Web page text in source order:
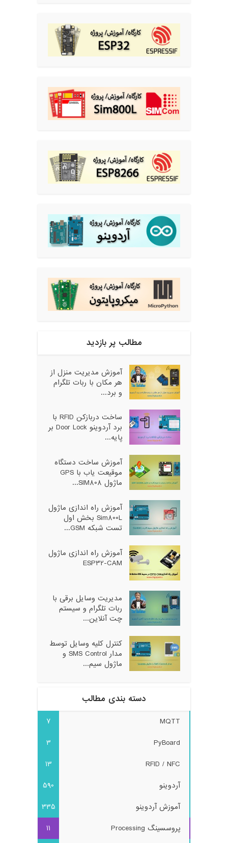
مطالب پر بازدید
آموزش مدیریت منزل از
هر مکان با ربات تلگرام
و برد...
ساخت دربازکن RFID با
برد آردوینو Door Lock بر
پایه...
آموزش ساخت دستگاه
موقیعت یاب با GPS
ماژول SIM808...
آموزش راه اندازی ماژول
Sim800L بخش اول
تست شبکه GSM...
آموزش راه اندازی ماژول
ESP32-CAM
مدیریت وسایل برقی با
ربات تلگرام و سیستم
چت آنلاین...
کنترل کلیه وسایل توسط
مدار SMS Control و
ماژول سیم...
دسته بندی مطالب
MQTT
7
PyBoard
3
RFID / NFC
13
آردوینو
590
آموزش آردوینو
335
پروسسینگ Processing
11